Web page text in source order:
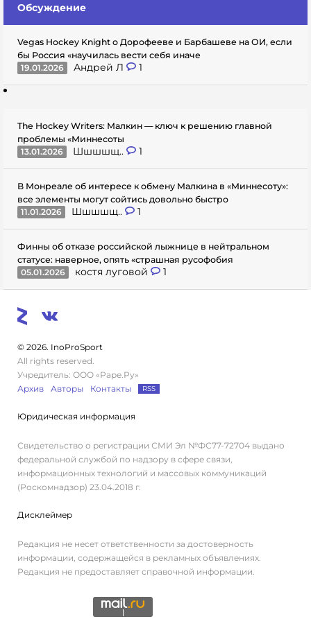
Обсуждение
Vegas Hockey Knight о Дорофееве и Барбашеве на ОИ, если
бы Россия «научилась вести себя иначе
19.01.2026
Андрей Л 1
The Hockey Writers: Малкин — ключ к решению главной
проблемы «Миннесоты
13.01.2026
Шшшшщ.. 1
В Монреале об интересе к обмену Малкина в «Миннесоту»:
все элементы могут сойтись довольно быстро
11.01.2026
Шшшшщ.. 1
Финны об отказе российской лыжнице в нейтральном
статусе: наверное, опять «страшная русофобия
05.01.2026
костя луговой 1
© 2026. InoProSport
All rights reserved.
Учредитель: ООО «Раре.Ру»
Архив
Авторы Контакты RSS
Юридическая информация
Свидетельство о регистрации СМИ Эл №ФС77-72704 выдано
федеральной службой по надзору в сфере связи,
информационных технологий и массовых коммуникаций
(Роскомнадзор) 23.04.2018 г.
Дисклеймер
Редакция не несет ответственности за достоверность
информации, содержащейся в рекламных объявлениях.
Редакция не предоставляет справочной информации.